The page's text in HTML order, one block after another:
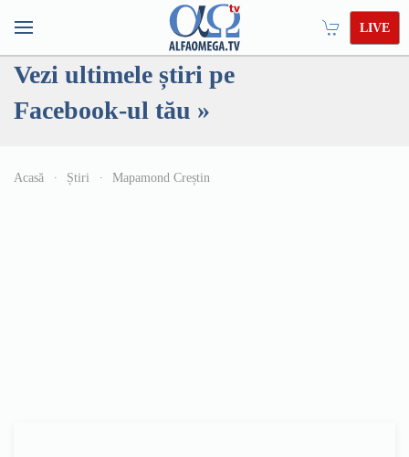
LIVE
Vezi ultimele știri pe
Facebook-ul tău »
Acasă Știri Mapamond Creștin